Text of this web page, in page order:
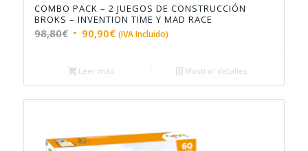
4.67
COMBO PACK – 2 JUEGOS DE CONSTRUCCIÓN
BROKS – INVENTION TIME Y MAD RACE
98,80€ El
original
era:
98,80€.
90,90€El
es:
90,90€.
(IVA Incluido)
Leer más Mostrar detalles